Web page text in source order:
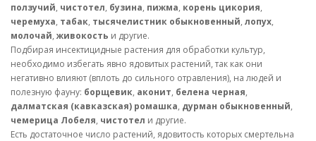
ползучий, чистотел, бузина, пижма, корень цикория,
черемуха, табак, тысячелистник обыкновенный, лопух,
молочай, живокость и другие.
Подбирая инсектицидные растения для обработки культур,
необходимо избегать явно ядовитых растений, так как они
негативно влияют (вплоть до сильного отравления), на людей и
полезную фауну: борщевик, аконит, белена черная,
далматская (кавказская) ромашка, дурман обыкновенный,
чемерица Лобеля, чистотел и другие.
Есть достаточное число растений, ядовитость которых смертельна